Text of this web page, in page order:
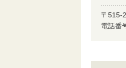
〒515-
電話番